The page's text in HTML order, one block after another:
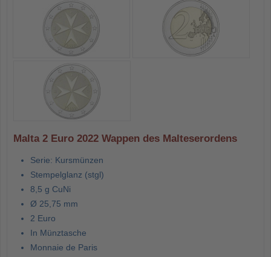
Malta 2 Euro 2022 Wappen des Malteserordens
Serie: Kursmünzen
Stempelglanz (stgl)
8,5 g CuNi
Ø 25,75 mm
2 Euro
In Münztasche
Monnaie de Paris